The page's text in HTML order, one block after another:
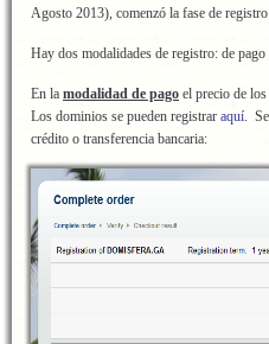
Agosto 2013), comenzó la fase de
Hay dos modalidades de registro: de pago
En la modalidad de pago el precio de
Los dominios se pueden registrar aquí. Se
crédito o transferencia bancaria: